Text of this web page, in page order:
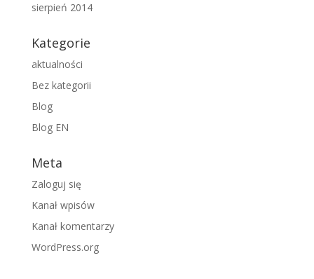
sierpień 2014
Kategorie
aktualności
Bez kategorii
Blog
Blog EN
Meta
Zaloguj się
Kanał wpisów
Kanał komentarzy
WordPress.org